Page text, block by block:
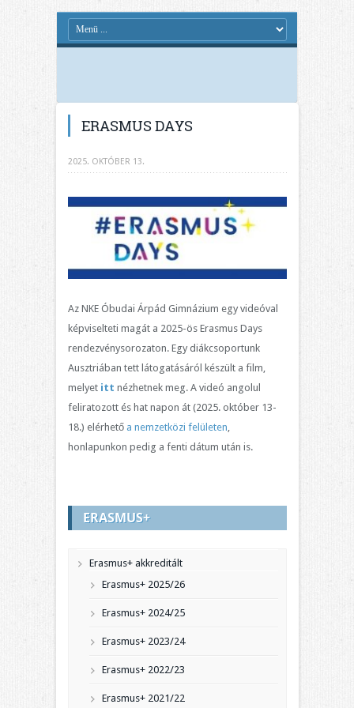
ERASMUS DAYS
2025. OKTÓBER 13.
Az NKE Óbudai Árpád Gimnázium egy videóval
képviselteti magát a 2025-ös Erasmus Days
rendezvénysorozaton. Egy diákcsoportunk
Ausztriában tett látogatásáról készült a film,
melyet itt nézhetnek meg. A videó angolul
feliratozott és hat napon át (2025. október 13-
18.) elérhető a nemzetközi felületen,
honlapunkon pedig a fenti dátum után is.
ERASMUS+
Erasmus+ akkreditált
Erasmus+ 2025/26
Erasmus+ 2024/25
Erasmus+ 2023/24
Erasmus+ 2022/23
Erasmus+ 2021/22